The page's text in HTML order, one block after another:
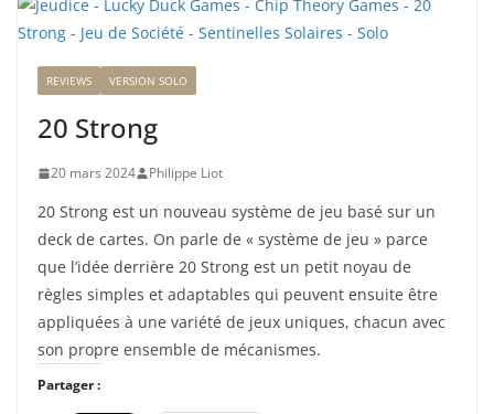
REVIEWS VERSION SOLO
20 Strong
20 mars 2024 Philippe Liot
20 Strong est un nouveau système de jeu basé sur un
deck de cartes. On parle de « système de jeu » parce
que l’idée derrière 20 Strong est un petit noyau de
règles simples et adaptables qui peuvent ensuite être
appliquées à une variété de jeux uniques, chacun avec
son propre ensemble de mécanismes.
Partager :